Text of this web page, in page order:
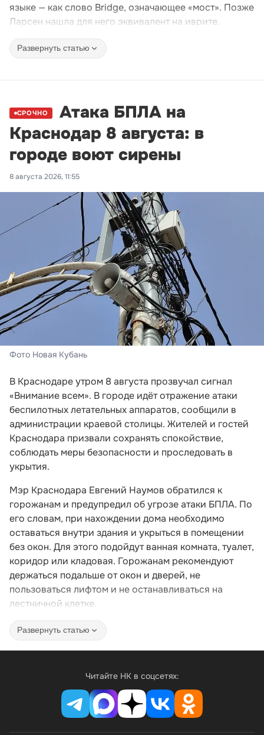
языке — как слово Bridge, означающее «мост». Позже
Ларсен нашла для него эквивалент на иврите.
Развернуть статью
СРОЧНО
Атака БПЛА на
Краснодар 8 августа: в
городе воют сирены
8 августа 2026, 11:55
Фото Новая Кубань
В Краснодаре утром 8 августа прозвучал сигнал
«Внимание всем». В городе идёт отражение атаки
беспилотных летательных аппаратов, сообщили в
администрации краевой столицы. Жителей и гостей
Краснодара призвали сохранять спокойствие,
соблюдать меры безопасности и проследовать в
укрытия.
Мэр Краснодара Евгений Наумов обратился к
горожанам и предупредил об угрозе атаки БПЛА. По
его словам, при нахождении дома необходимо
оставаться внутри здания и укрыться в помещении
без окон. Для этого подойдут ванная комната, туалет,
коридор или кладовая. Горожанам рекомендуют
держаться подальше от окон и дверей, не
пользоваться лифтом и не останавливаться на
лестничной клетке.
Развернуть статью
Читайте НК в соцсетях: